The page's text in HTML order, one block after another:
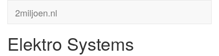
2miljoen.nl
Elektro Systems